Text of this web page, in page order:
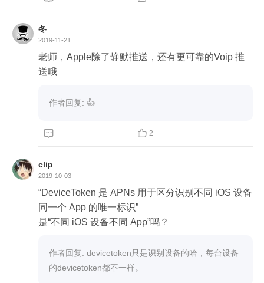
冬
2019-11-21
老师，Apple除了静默推送，还有更可靠的Voip 推
送哦
作者回复: 👍
  2
clip
2019-10-03
“DeviceToken 是 APNs 用于区分识别不同 iOS 设备
同一个 App 的唯一标识”
是“不同 iOS 设备不同 App”吗？
作者回复: devicetoken只是识别设备的哈，每台设备
的devicetoken都不一样。